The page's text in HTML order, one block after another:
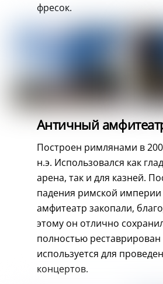
фресок.
Античный
Построен римлянами в 200
н.э. Использовался как
арена, так и для казней.
падения римской империи
амфитеатр закопали,
этому он отлично
полностью реставрирован
используется для
концертов.